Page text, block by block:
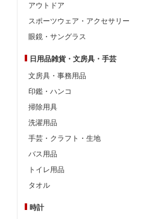
アウトドア
スポーツウェア・アクセサリー
眼鏡・サングラス
日用品雑貨・文房具・手芸
文房具・事務用品
印鑑・ハンコ
掃除用具
洗濯用品
手芸・クラフト・生地
バス用品
トイレ用品
タオル
時計